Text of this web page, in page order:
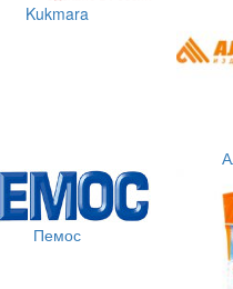
Kukmara
Пемос